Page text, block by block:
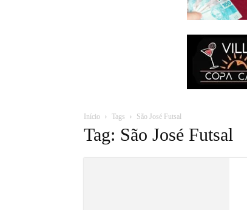
Início Tags São José Futsal
Tag: São José Futsal